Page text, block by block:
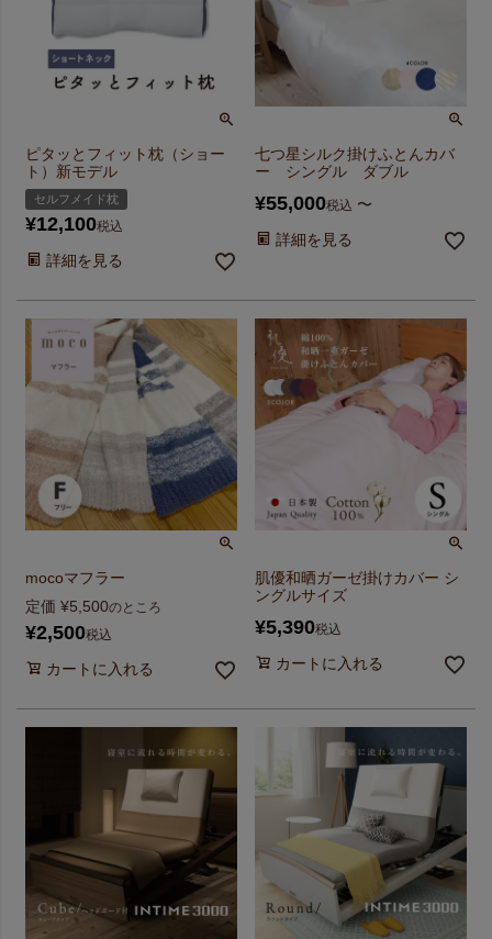
ピタッとフィット枕（ショー
ト）新モデル
セルフメイド枕
¥12,100税込
詳細を見る
七つ星シルク掛けふとんカバ
ー シングル ダブル
¥55,000税込 〜
詳細を見る
mocoマフラー
定価 ¥5,500のところ
¥2,500税込
カートに入れる
肌優和晒ガーゼ掛けカバー シ
ングルサイズ
¥5,390税込
カートに入れる